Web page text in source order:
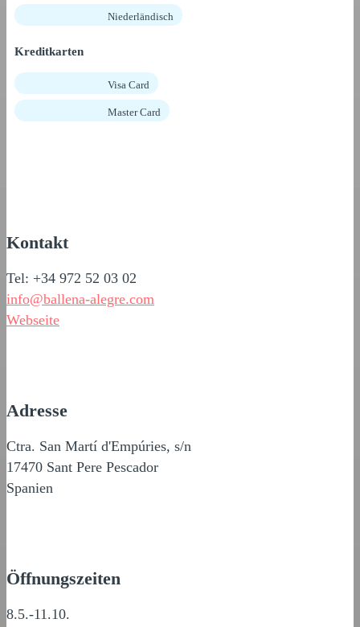
Niederländisch
Kreditkarten
Visa Card
Master Card
Kontakt
Tel: +34 972 52 03 02
info@ballena-alegre.com
Webseite
Adresse
Ctra. San Martí d'Empúries, s/n
17470 Sant Pere Pescador
Spanien
Öffnungszeiten
8.5.-11.10.